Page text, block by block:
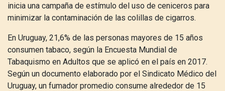
inicia una campaña de estímulo del uso de ceniceros para
minimizar la contaminación de las colillas de cigarros.
En Uruguay, 21,6% de las personas mayores de 15 años
consumen tabaco, según la Encuesta Mundial de
Tabaquismo en Adultos que se aplicó en el país en 2017.
Según un documento elaborado por el Sindicato Médico del
Uruguay, un fumador promedio consume alrededor de 15